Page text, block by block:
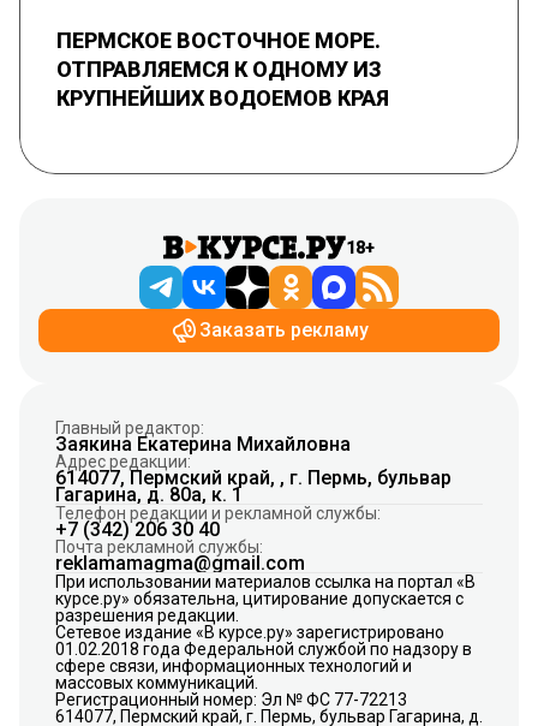
ПЕРМСКОЕ ВОСТОЧНОЕ МОРЕ.
ОТПРАВЛЯЕМСЯ К ОДНОМУ ИЗ
КРУПНЕЙШИХ ВОДОЕМОВ КРАЯ
18+
Заказать рекламу
Главный редактор:
Заякина Екатерина Михайловна
Адрес редакции:
614077, Пермский край, , г. Пермь, бульвар
Гагарина, д. 80а, к. 1
Телефон редакции и рекламной службы:
+7 (342) 206 30 40
Почта рекламной службы:
reklamamagma@gmail.com
При использовании материалов ссылка на портал «В
курсе.ру» обязательна, цитирование допускается с
разрешения редакции.
Сетевое издание «В курсе.ру» зарегистрировано
01.02.2018 года Федеральной службой по надзору в
сфере связи, информационных технологий и
массовых коммуникаций.
Регистрационный номер: Эл № ФС 77-72213
614077, Пермский край, г. Пермь, бульвар Гагарина, д.